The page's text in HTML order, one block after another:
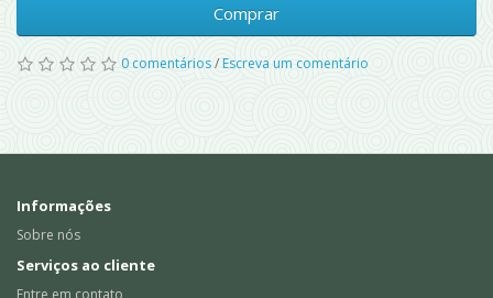
Comprar
0 comentários/Escreva um comentário
Informações
Sobre nós
Serviços ao cliente
Entre em contato